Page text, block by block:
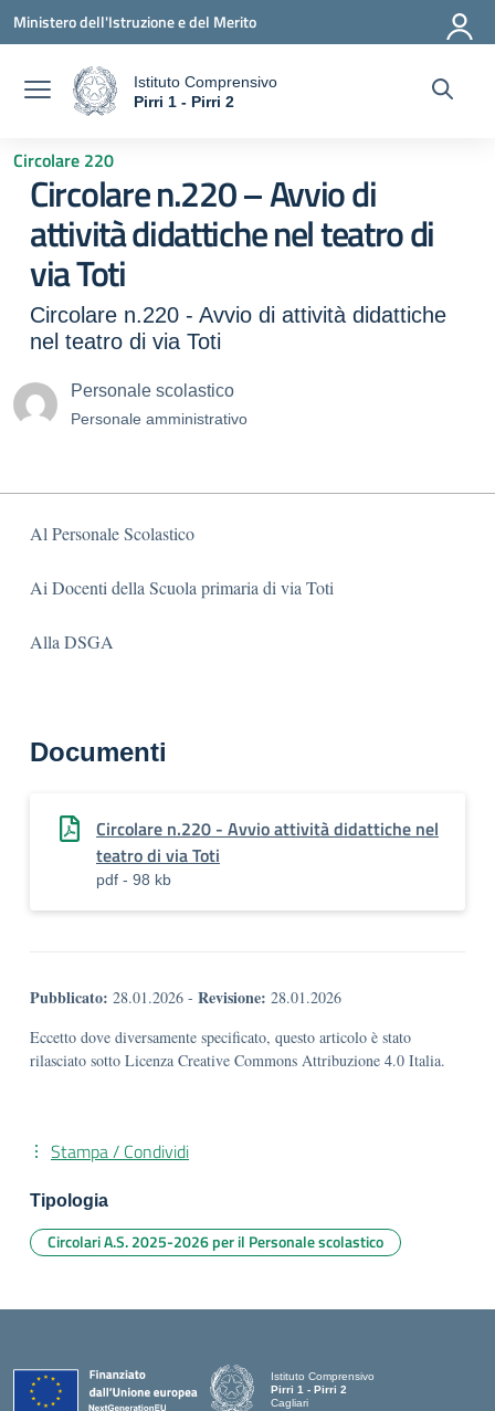
Vai ai contenuti
Vai al menu di navigazione
Vai al footer
Ministero dell'Istruzione e del Merito
Istituto Comprensivo
Pirri 1 - Pirri 2
Circolare 220
Circolare n.220 – Avvio di
attività didattiche nel teatro di
via Toti
Circolare n.220 - Avvio di attività didattiche
nel teatro di via Toti
Personale scolastico
Personale amministrativo
Al Personale Scolastico
Ai Docenti della Scuola primaria di via Toti
Alla DSGA
Documenti
Circolare n.220 - Avvio attività didattiche nel
teatro di via Toti
pdf - 98 kb
Pubblicato: 28.01.2026 - Revisione: 28.01.2026
Eccetto dove diversamente specificato, questo articolo è stato
rilasciato sotto Licenza Creative Commons Attribuzione 4.0 Italia.
Stampa / Condividi
Tipologia
Circolari A.S. 2025-2026 per il Personale scolastico
Istituto Comprensivo
Pirri 1 - Pirri 2
Cagliari